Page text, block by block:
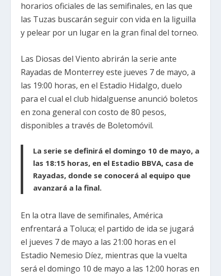
horarios oficiales de las semifinales, en las que
las Tuzas buscarán seguir con vida en la liguilla
y pelear por un lugar en la gran final del torneo.
Las Diosas del Viento abrirán la serie ante
Rayadas de Monterrey este jueves 7 de mayo, a
las 19:00 horas, en el Estadio Hidalgo, duelo
para el cual el club hidalguense anunció boletos
en zona general con costo de 80 pesos,
disponibles a través de Boletomóvil.
La serie se definirá el domingo 10 de mayo, a
las 18:15 horas, en el Estadio BBVA, casa de
Rayadas, donde se conocerá al equipo que
avanzará a la final.
En la otra llave de semifinales, América
enfrentará a Toluca; el partido de ida se jugará
el jueves 7 de mayo a las 21:00 horas en el
Estadio Nemesio Díez, mientras que la vuelta
será el domingo 10 de mayo a las 12:00 horas en